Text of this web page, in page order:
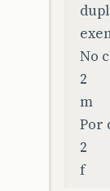
}
No
2
m
Por
2
f